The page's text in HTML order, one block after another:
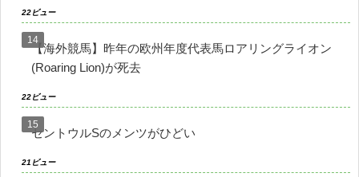
22ビュー
【海外競馬】昨年の欧州年度代表馬ロアリングライオン
(Roaring Lion)が死去
22ビュー
セントウルSのメンツがひどい
21ビュー